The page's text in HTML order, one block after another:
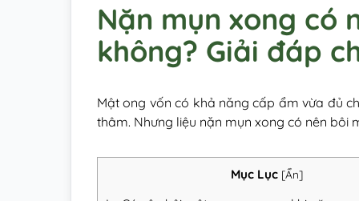
Nặn mụn xong có
không? Giải đáp
Mật ong vốn có khả năng cấp ẩm vừa đủ
thâm. Nhưng liệu nặn mụn xong có nên bôi
Mục Lục [Ẩn]